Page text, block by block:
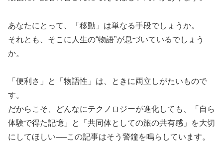
あなたにとって、「移動」は単なる手段でしょうか。
それとも、そこに人生の“物語”が息づいているでしょう
か。
「便利さ」と「物語性」は、ときに両立しがたいもので
す。
だからこそ、どんなにテクノロジーが進化しても、「自ら
体験で得た記憶」と「共同体としての旅の共有感」を大切
にしてほしい──この記事はそう警鐘を鳴らしています。